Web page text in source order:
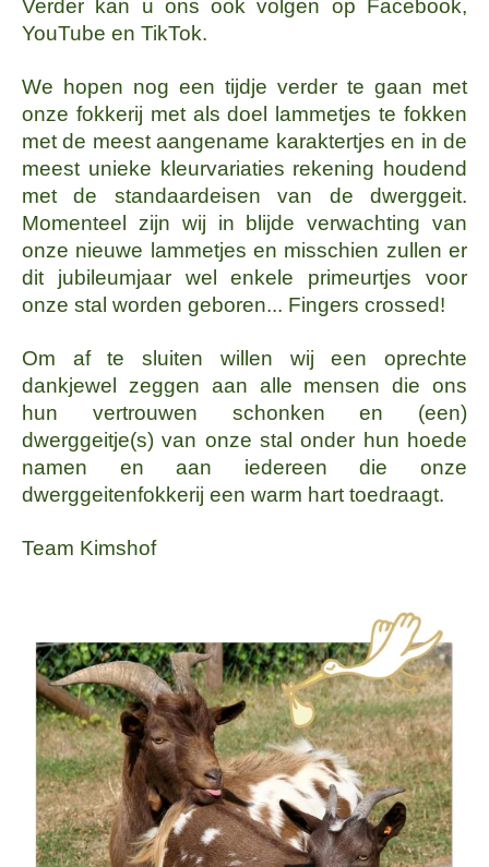
Verder kan u ons ook volgen op Facebook,
YouTube en TikTok.
We hopen nog een tijdje verder te gaan met
onze fokkerij met als doel lammetjes te fokken
met de meest aangename karaktertjes en in de
meest unieke kleurvariaties rekening houdend
met de standaardeisen van de dwerggeit.
Momenteel zijn wij in blijde verwachting van
onze nieuwe lammetjes en misschien zullen er
dit jubileumjaar wel enkele primeurtjes voor
onze stal worden geboren... Fingers crossed!
Om af te sluiten willen wij een oprechte
dankjewel zeggen aan alle mensen die ons
hun vertrouwen schonken en (een)
dwerggeitje(s) van onze stal onder hun hoede
namen en aan iedereen die onze
dwerggeitenfokkerij een warm hart toedraagt.
Team Kimshof